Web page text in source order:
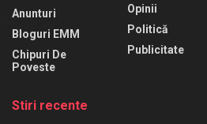
Anunturi
Bloguri EMM
Chipuri De
Poveste
Opinii
Politică
Publicitate
Stiri recente